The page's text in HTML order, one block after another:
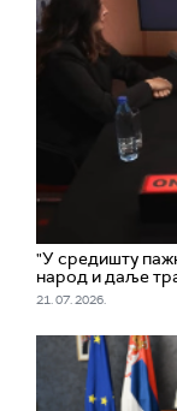
"У средишту
народ и даље
21. 07. 2026.